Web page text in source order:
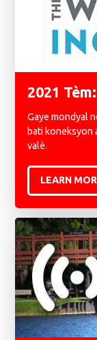
2021
Gaye mondyal
bati koneksyon
valè.
LEARN